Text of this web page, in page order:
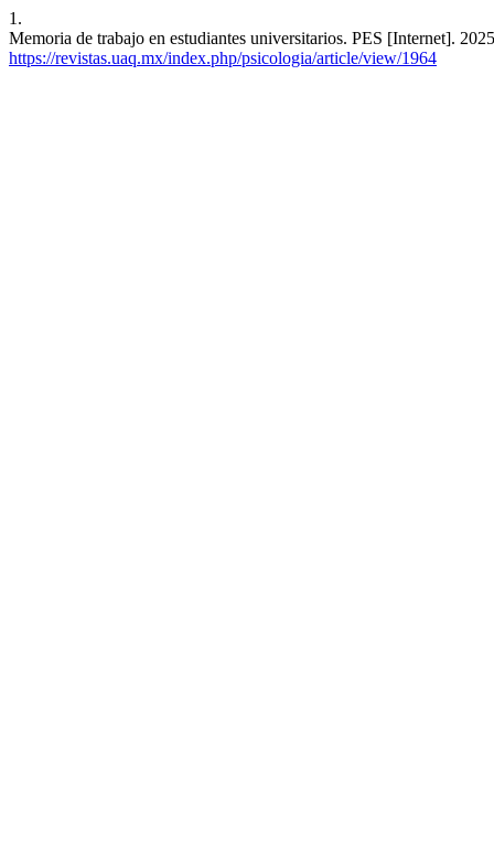
1.
Memoria de trabajo en estudiantes universitarios. PES [Internet].
https://revistas.uaq.mx/index.php/psicologia/article/view/1964